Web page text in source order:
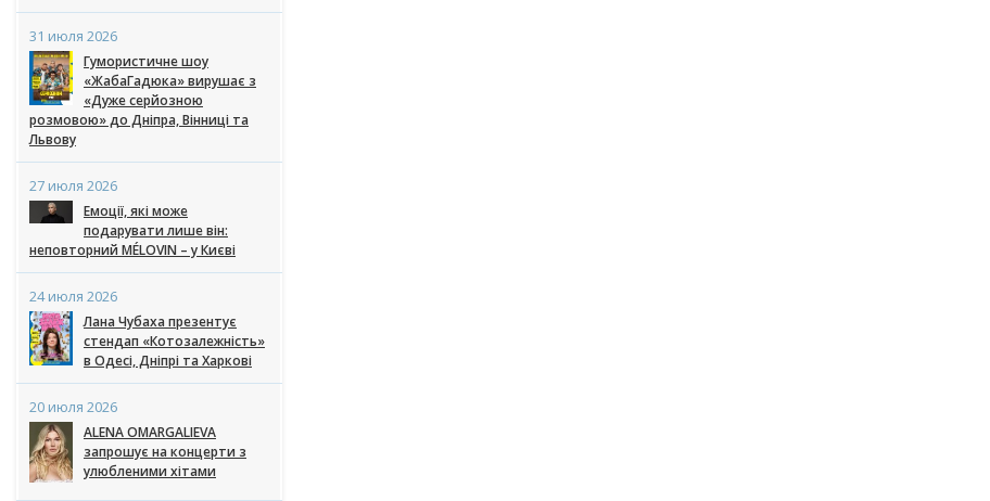
31 июля 2026
Гумористичне шоу
«ЖабаГадюка» вирушає з
«Дуже серйозною
розмовою» до Дніпра, Вінниці та
Львову
27 июля 2026
Емоції, які може
подарувати лише він:
неповторний MÉLOVIN – у Києві
24 июля 2026
Лана Чубаха презентує
стендап «Котозалежність»
в Одесі, Дніпрі та Харкові
20 июля 2026
ALENA OMARGALIEVA
запрошує на концерти з
улюбленими хітами